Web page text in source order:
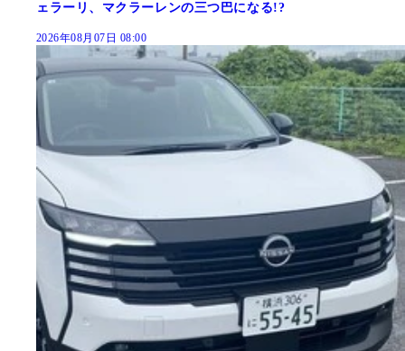
ェラーリ、マクラーレンの三つ巴になる!?
2026年08月07日 08:00